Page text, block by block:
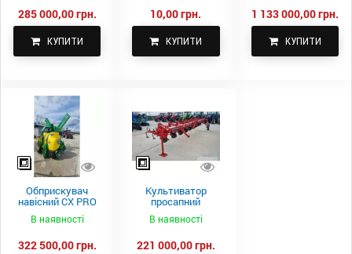
285 000,00 грн.
КУПИТИ
10,00 грн.
КУПИТИ
1 133 000,00 грн.
КУПИТИ
Обприскувач
навісний CX PRO
В наявності
322 500,00 грн.
Культиватор
просапний
КПН-5,6-05
В наявності
221 000,00 грн.